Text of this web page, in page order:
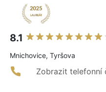
8.1
Mnichovice, Tyršova
Zobrazit telefonní